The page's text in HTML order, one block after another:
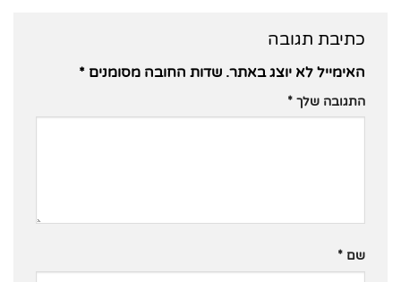
כתיבת תגובה
האימייל לא יוצג באתר. שדות החובה מסומנים *
התגובה שלך *
שם *